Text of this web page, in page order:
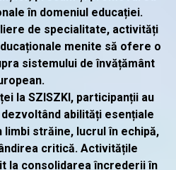
în domeniul educației.
de specialitate, activități
menite să ofere o
sistemului de învățământ
la SZISZKI, participanții au
abilități esențiale
străine, lucrul în echipă,
critică. Activitățile
la consolidarea încrederii în